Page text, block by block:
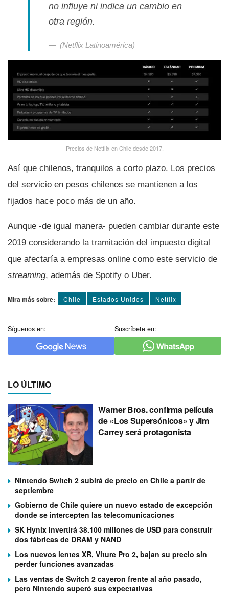
no influye ni indica un cambio en
otra región.
(Netflix Latinoamérica)
Precios de Netflix en Chile desde 2017.
Así­ que chilenos, tranquilos a corto plazo. Los precios
del servicio en pesos chilenos se mantienen a los
fijados hace poco más de un año.
Aunque -de igual manera- pueden cambiar durante este
2019 considerando la tramitación del impuesto digital
que afectarí­a a empresas online como este servicio de
streaming, además de Spotify o Uber.
Mira más sobre: Chile Estados Unidos Netflix
Síguenos en: Suscríbete en:
LO ÚLTIMO
Warner Bros. confirma película
de «Los Supersónicos» y Jim
Carrey será protagonista
Nintendo Switch 2 subirá de precio en Chile a partir de
septiembre
Gobierno de Chile quiere un nuevo estado de excepción
donde se intercepten las telecomunicaciones
SK Hynix invertirá 38.100 millones de USD para construir
dos fábricas de DRAM y NAND
Los nuevos lentes XR, Viture Pro 2, bajan su precio sin
perder funciones avanzadas
Las ventas de Switch 2 cayeron frente al año pasado,
pero Nintendo superó sus expectativas